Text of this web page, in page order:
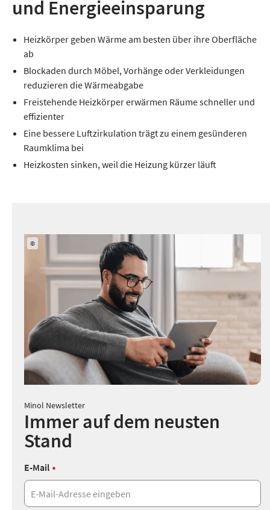
und Energieeinsparung
Heizkörper geben Wärme am besten über ihre Oberfläche
ab
Blockaden durch Möbel, Vorhänge oder Verkleidungen
reduzieren die Wärmeabgabe
Freistehende Heizkörper erwärmen Räume schneller und
effizienter
Eine bessere Luftzirkulation trägt zu einem gesünderen
Raumklima bei
Heizkosten sinken, weil die Heizung kürzer läuft
©
Minol Newsletter
Immer auf dem neusten
Stand
E-Mail *